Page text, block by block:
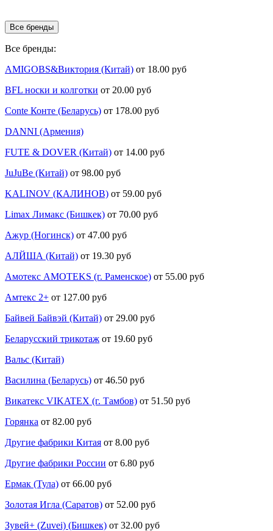
Все бренды
Все бренды:
AMIGOBS&Виктория (Китай) от 18.00 руб
BFL носки и колготки от 20.00 руб
Conte Конте (Беларусь) от 178.00 руб
DANNI (Армения)
FUTE & DOVER (Китай) от 14.00 руб
JuJuBe (Китай) от 98.00 руб
KALINOV (КАЛИНОВ) от 59.00 руб
Limax Лимакс (Бишкек) от 70.00 руб
Ажур (Ногинск) от 47.00 руб
АЛЙША (Китай) от 19.30 руб
Амотекс AMOTEKS (г. Раменское) от 55.00 руб
Амтекс 2+ от 127.00 руб
Байвей Байвэй (Китай) от 29.00 руб
Беларусский трикотаж от 19.60 руб
Вальс (Китай)
Василина (Беларусь) от 46.50 руб
Викатекс VIKATEX (г. Тамбов) от 51.50 руб
Горянка от 82.00 руб
Другие фабрики Китая от 8.00 руб
Другие фабрики России от 6.80 руб
Ермак (Тула) от 66.00 руб
Золотая Игла (Саратов) от 52.00 руб
Зувей+ (Zuvei) (Бишкек) от 32.00 руб